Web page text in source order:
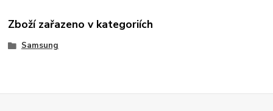
Zboží zařazeno v kategoriích
Samsung